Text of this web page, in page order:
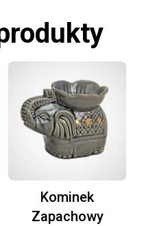
Kominek
Zapachowy